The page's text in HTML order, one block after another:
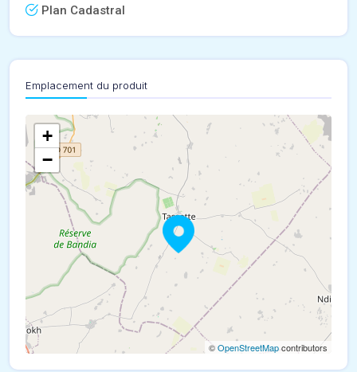
Plan Cadastral
Emplacement du produit
+
−
©OpenStreetMapcontributors